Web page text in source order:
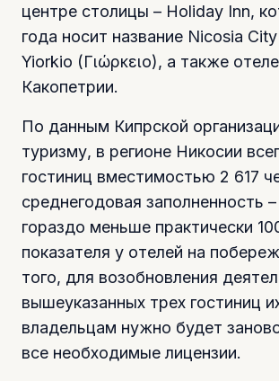
центре столицы – Holiday Inn,
года носит название Nicosia
Yiorkio (Γιώρκειο), а также
Какопетрии.
По данным Кипрской
туризму, в регионе Никосии
гостиниц вместимостью 2 617
среднегодовая заполненность
гораздо меньше практически
показателя у отелей на
того, для возобновления
вышеуказанных трех гостиниц
владельцам нужно будет
все необходимые лицензии.